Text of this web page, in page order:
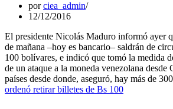
porciea_admin
12/12/2016
El presidente Nicolás Maduro informó ayer
de mañana –hoy es bancario– saldrán de
100 bolívares, e indicó que tomó la medida
de un ataque a la moneda venezolana
países desde donde, aseguró, hay más de
ordenó retirar billetes de Bs 100